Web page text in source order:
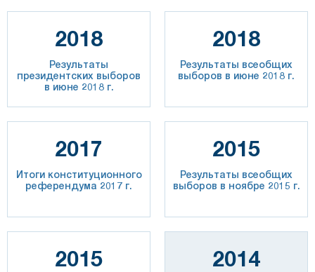
2018
Результаты
президентских выборов
в июне 2018 г.
2018
Результаты всеобщих
выборов в июне 2018 г.
2017
Итоги конституционного
референдума 2017 г.
2015
Результаты всеобщих
выборов в ноябре 2015 г.
2015 2014